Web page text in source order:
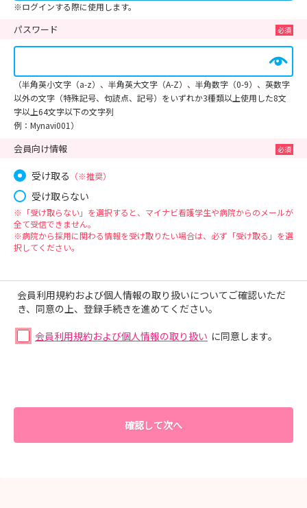
※ログインする際に使用します。
パスワード
（半角英小文字（a-z）、半角英大文字（A-Z）、半角数字（0-9）、英数字
以外の文字（特殊記号、句読点、記号）をいずれか3種類以上使用した8文
字以上64文字以下の文字列
例：Mynavi001）
会員向け情報
受け取る （※推奨）
受け取らない
※「受け取らない」を選択すると、マイナビ看護学生や病院からのメールが
全て受信できません。
※病院から採用に関わる情報を受け取りたい場合は、必ず「受け取る」を選
択してください。
会員利用規約および個人情報の取り扱いについてご確認いただ
き、同意の上、登録手続きを進めてください。
会員利用規約および個人情報の取り扱い に同意します。
確認して次へ